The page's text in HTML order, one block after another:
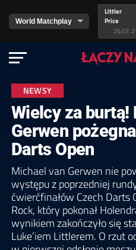
Littler
Price
26.07,
NEWSY
Wielcy za burtą!
Gerwen
Darts Open
Michael van Gerwen nie
występu z poprzedniej
ćwierćfinałów Czech Darts
Rock, który pokonał
wynikiem zakończyło się
Luke’iem Littlerem. O rzut